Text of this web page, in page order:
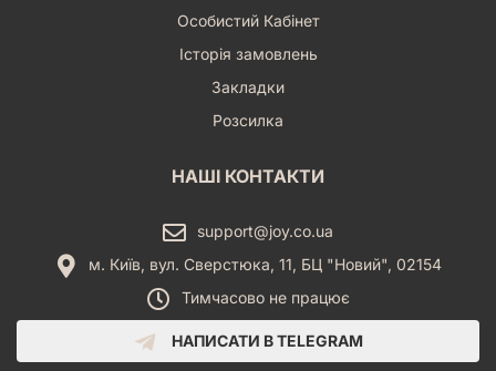
Особистий Кабінет
Історія замовлень
Закладки
Розсилка
НАШІ КОНТАКТИ
support@joy.co.ua
м. Київ, вул. Сверстюка, 11, БЦ "Новий", 02154
Тимчасово не працює
НАПИСАТИ В TELEGRAM